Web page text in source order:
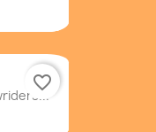
favorite_border